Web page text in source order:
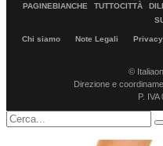
PAGINEBIANCHE
TUTTOCITTÀ
Chi siamo Note Legali Privacy
©
Direzione e
P.